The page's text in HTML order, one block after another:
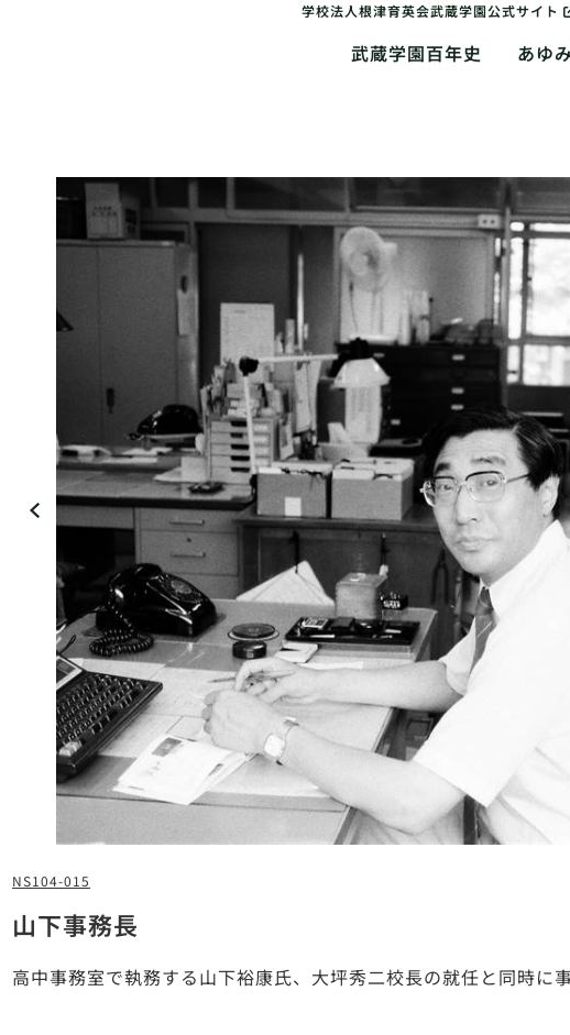
学校法人根津育英会武蔵学園公式サイト
武蔵学園百年史 あゆみ
NS104-015
山下事務長
高中事務室で執務する山下裕康氏、大坪秀二校長の就任と同時に